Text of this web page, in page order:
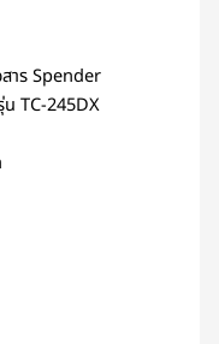
าร Spender
TC-245DX